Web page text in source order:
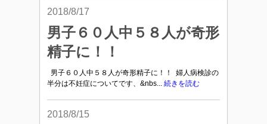
2018/8/17
男子６０人中５８人が奇形
精子に！！
男子６０人中５８人が奇形精子に！！ 婦人病検診の
半分は不妊症についてです、&nbs... 続きを読む
2018/8/15